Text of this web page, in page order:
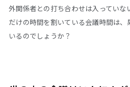
外関係者との打ち合わせは入っていな
だけの時間を割いている会議時間は、
いるのでしょうか？